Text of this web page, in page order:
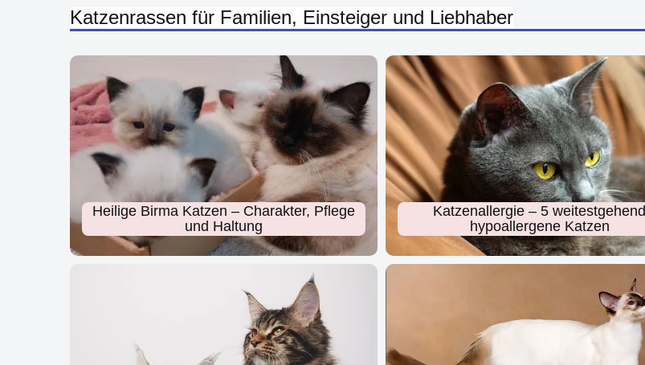
Katzenrassen für Familien, Einsteiger und Liebhaber
Heilige Birma Katzen – Charakter, Pflege
und Haltung
Katzenallergie – 5 weitestgehend
hypoallergene Katzen